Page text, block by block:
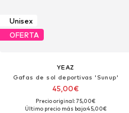
Unisex
OFERTA
YEAZ
Gafas de sol deportivas 'Sunup'
45,00€
Precio original: 75,00€
Último precio más bajo:45,00€